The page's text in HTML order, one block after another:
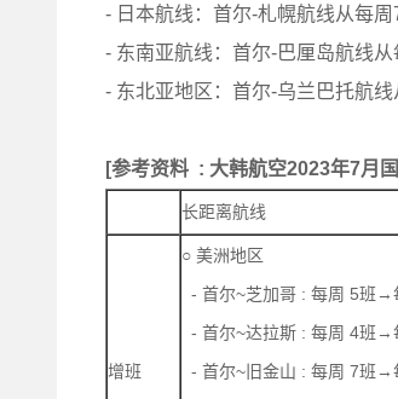
- 日本航线：首尔-札幌航线从每周
- 东南亚航线：首尔-巴厘岛航线从
- 东北亚地区：首尔-乌兰巴托航
[参考资料 : 大韩航空2023年7月
长距离航线
增班
○ 美洲地区
- 首尔~芝加哥 : 每周 5班→
- 首尔~达拉斯 : 每周 4班→
- 首尔~旧金山 : 每周 7班→